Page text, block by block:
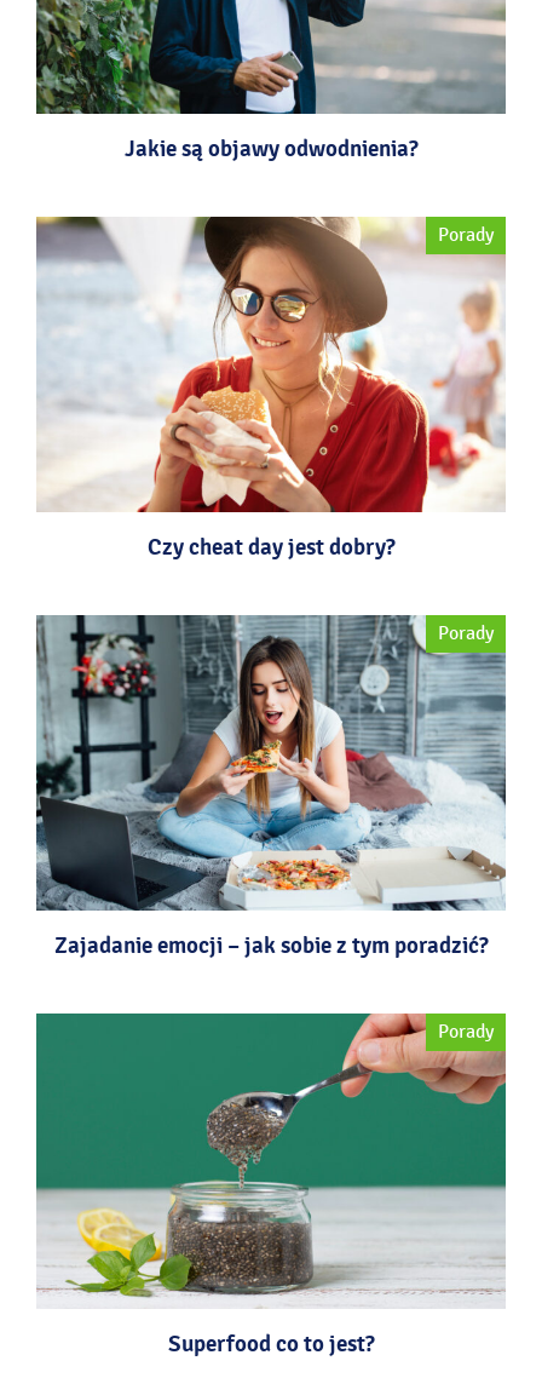
Jakie są objawy odwodnienia?
Porady
Czy cheat day jest dobry?
Porady
Zajadanie emocji – jak sobie z tym poradzić?
Porady
Superfood co to jest?